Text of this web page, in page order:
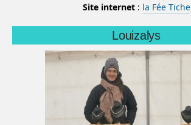
Site internet: la Fée Tiche
Louizalys